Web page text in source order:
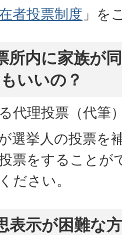
者投票制度 」を
所内に家族が
いいの？
代理投票（代筆
選挙人の投票を
票をすることが
ださい。
表示が困難な